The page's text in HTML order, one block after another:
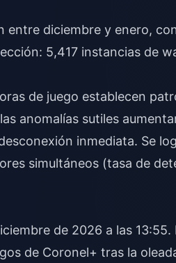
diciembre y enero,
5,417 instancias de
de juego establecen
anomalías sutiles
inmediata. Se
simultáneos (tasa de
de 2026 a las
de Coronel+ tras la